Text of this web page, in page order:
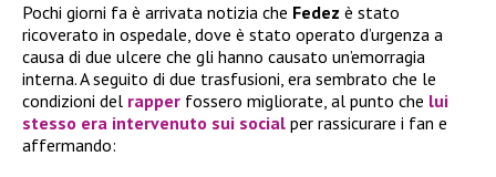
Pochi giorni fa è arrivata notizia che Fedez è stato
ricoverato in ospedale, dove è stato operato d’urgenza a
causa di due ulcere che gli hanno causato un’emorragia
interna. A seguito di due trasfusioni, era sembrato che le
condizioni del rapper fossero migliorate, al punto che lui
stesso era intervenuto sui social per rassicurare i fan e
affermando: